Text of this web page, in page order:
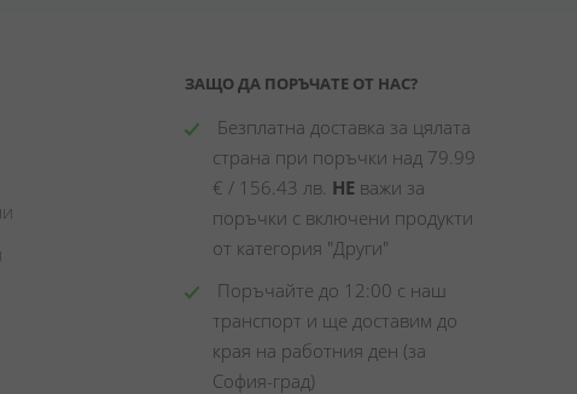
ЗАЩО ДА ПОРЪЧАТЕ ОТ НАС?
Безплатна доставка за цялата
страна при поръчки над 79.99
€ / 156.43 лв. НЕ важи за
поръчки с включени продукти
от категория "Други"
Поръчайте до 12:00 с наш
транспорт и ще доставим до
края на работния ден (за
София-град)